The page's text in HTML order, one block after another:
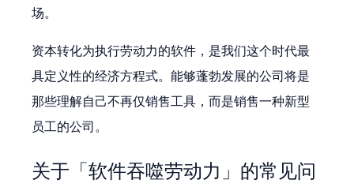
场。
资本转化为执行劳动力的软件，是我们这个时代最
具定义性的经济方程式。能够蓬勃发展的公司将是
那些理解自己不再仅销售工具，而是销售一种新型
员工的公司。
关于「软件吞噬劳动力」的常见问